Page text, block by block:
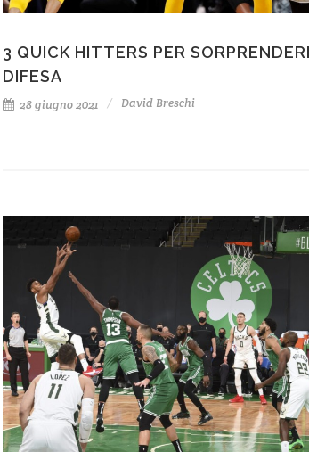
3 QUICK HITTERS PER
DIFESA
28 giugno 2021 David Breschi